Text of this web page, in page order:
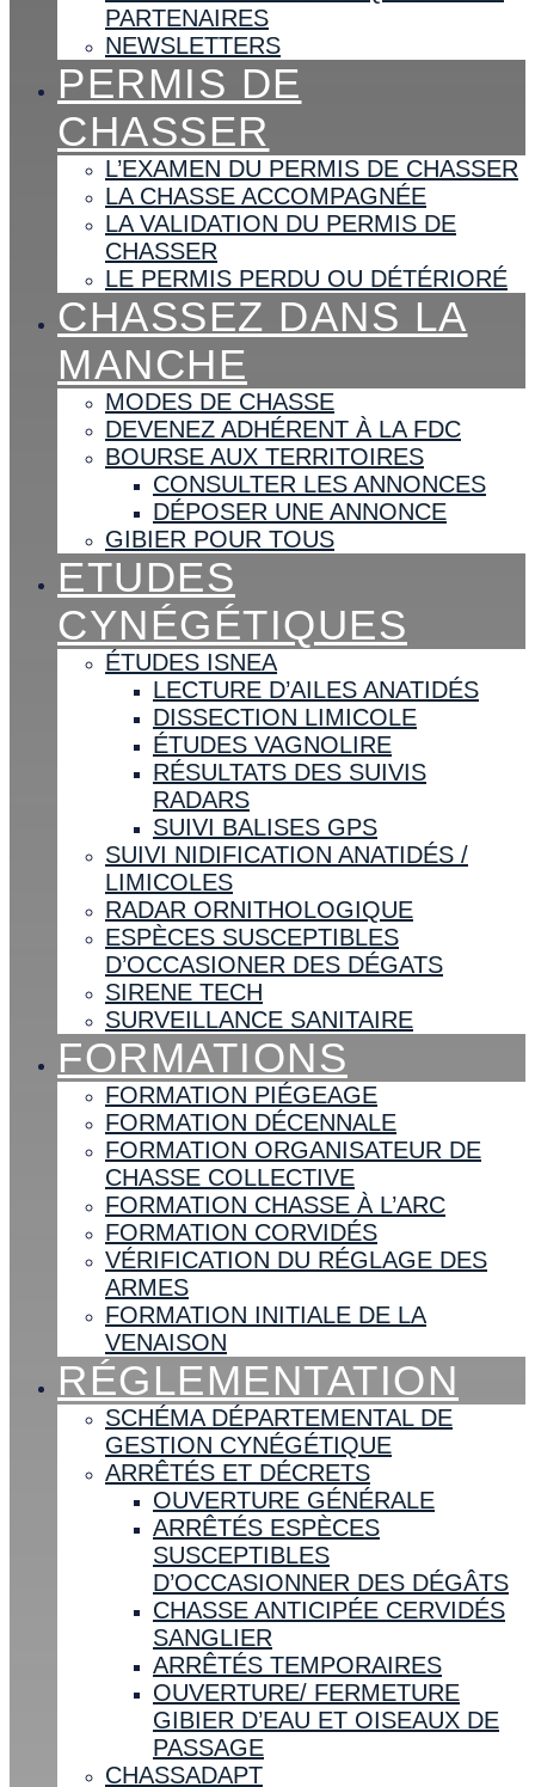
PARTENAIRES
NEWSLETTERS
PERMIS DE
CHASSER
L’EXAMEN DU PERMIS DE CHASSER
LA CHASSE ACCOMPAGNÉE
LA VALIDATION DU PERMIS DE
CHASSER
LE PERMIS PERDU OU DÉTÉRIORÉ
CHASSEZ DANS LA
MANCHE
MODES DE CHASSE
DEVENEZ ADHÉRENT À LA FDC
BOURSE AUX TERRITOIRES
CONSULTER LES ANNONCES
DÉPOSER UNE ANNONCE
GIBIER POUR TOUS
ETUDES
CYNÉGÉTIQUES
ÉTUDES ISNEA
LECTURE D’AILES ANATIDÉS
DISSECTION LIMICOLE
ÉTUDES VAGNOLIRE
RÉSULTATS DES SUIVIS
RADARS
SUIVI BALISES GPS
SUIVI NIDIFICATION ANATIDÉS /
LIMICOLES
RADAR ORNITHOLOGIQUE
ESPÈCES SUSCEPTIBLES
D’OCCASIONER DES DÉGATS
SIRENE TECH
SURVEILLANCE SANITAIRE
FORMATIONS
FORMATION PIÉGEAGE
FORMATION DÉCENNALE
FORMATION ORGANISATEUR DE
CHASSE COLLECTIVE
FORMATION CHASSE À L’ARC
FORMATION CORVIDÉS
VÉRIFICATION DU RÉGLAGE DES
ARMES
FORMATION INITIALE DE LA
VENAISON
RÉGLEMENTATION
SCHÉMA DÉPARTEMENTAL DE
GESTION CYNÉGÉTIQUE
ARRÊTÉS ET DÉCRETS
OUVERTURE GÉNÉRALE
ARRÊTÉS ESPÈCES
SUSCEPTIBLES
D’OCCASIONNER DES DÉGÂTS
CHASSE ANTICIPÉE CERVIDÉS
SANGLIER
ARRÊTÉS TEMPORAIRES
OUVERTURE/ FERMETURE
GIBIER D’EAU ET OISEAUX DE
PASSAGE
CHASSADAPT